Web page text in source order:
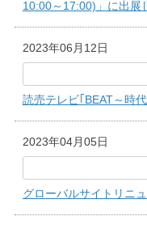
10:00～17:00)」に出展
2023年06月12日
読売テレビ｢BEAT～時
2023年04月05日
グローバルサイトリニ